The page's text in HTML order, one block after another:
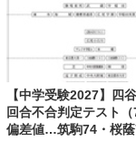
【中学受験2027】四
回合不合判定テスト（
偏差値…筑駒74・桜蔭